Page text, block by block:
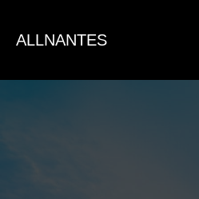
contenu
ALLNANTES